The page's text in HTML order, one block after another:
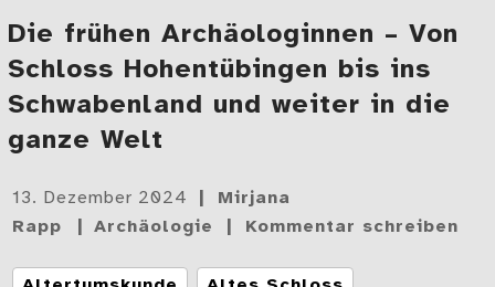
Die frühen Archäologinnen – Von
Schloss Hohentübingen bis ins
Schwabenland und weiter in die
ganze Welt
Gepostet
am
13. Dezember 2024
Mirjana
Rapp
Archäologie Kommentar schreiben
Tags